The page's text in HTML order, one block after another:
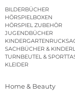
BILDERBÜCHER
HÖRSPIELBOXEN
HÖRSPIEL ZUBEHÖR
JUGENDBÜCHER
SACHBÜCHER &
TURNBEUTEL &
KLEIDER
Home & Beauty